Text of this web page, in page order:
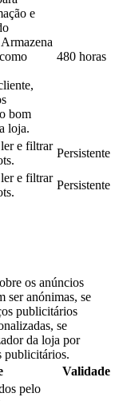
e
bom
loja.
480 horas
e filtrar
Persistente
e filtrar
Persistente
os anúncios
ser anónimas, se
publicitários
se
da loja por
publicitários.
Validade
pelo